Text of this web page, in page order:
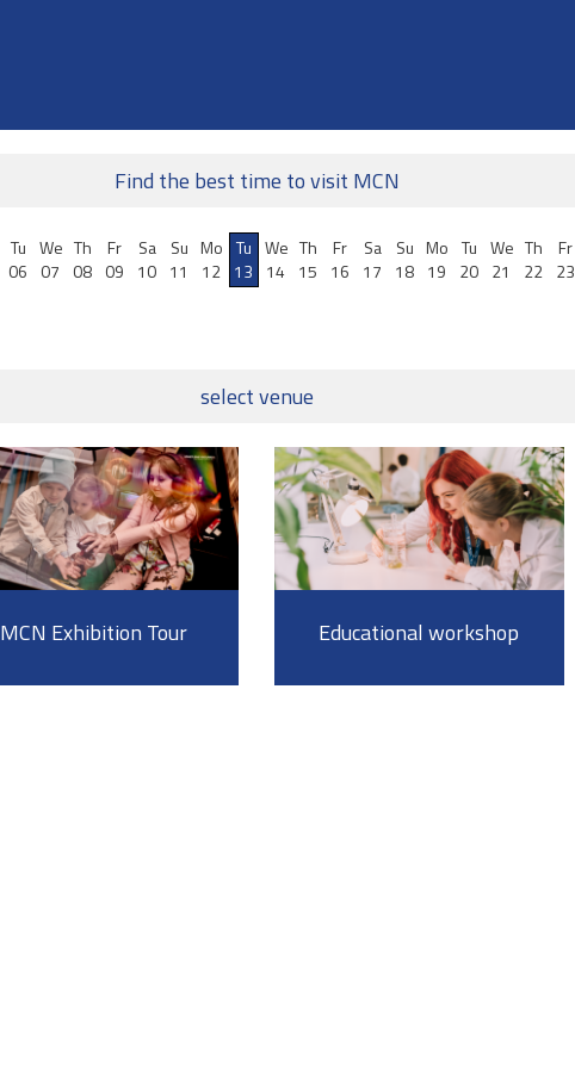
Find the best time to visit MCN
Tu
06
We
07
Th
08
Fr
09
Sa
10
Su
11
Mo
12
Tu
13
We
14
Th
15
Fr
16
Sa
17
Su
18
Mo
19
Tu
20
We
21
Th
22
Fr
23
select venue
MCN Exhibition Tour Educational workshop